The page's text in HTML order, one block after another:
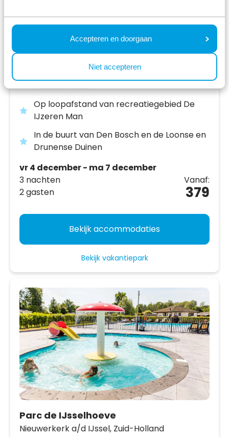
Accepteren en doorgaan
Niet accepteren
Cromvoirt,Noord-Brabant
Populair vakantiepark met breed aanbod
vakantiehuizen
Op loopafstand van recreatiegebied De
IJzeren Man
In de buurt van Den Bosch en de Loonse en
Drunense Duinen
vr 4 december - ma 7 december
3 nachten
2 gasten
Vanaf:
379
Bekijk accommodaties
Bekijk vakantiepark
Parc de IJsselhoeve
Nieuwerkerk a/d IJssel, Zuid-Holland